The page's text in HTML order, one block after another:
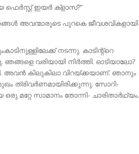
ഇയർ ക്‌ളാസ്?”
അവന്മാരുടെ പുറകെ ജീവശവികളായി
നടന്നു. കാടിന്റ്റെ
വരിയായി നിർത്തി. ഓടിയാലോ?
അവൻ കിലുകിലാ വിറയ്ക്കയാണ്. ഞാനും
ത്രിവർണമായിരിക്കുന്നു. സോറി-
മറ്റേ സാമാനം തോന്നി- ചാരിതാർഥ്യം.